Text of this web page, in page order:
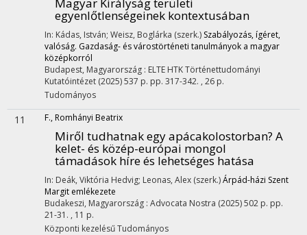
egyenlőtlenségeinek kontextusában
In: Kádas, István; Weisz, Boglárka (szerk.) Szabályozás, ígéret,
valóság. Gazdaság- és várostörténeti tanulmányok a magyar
középkorról
Budapest, Magyarország : ELTE HTK Történettudományi
Kutatóintézet (2025)537 p. pp. 317-342. , 26 p.
Tudományos
11 F., Romhányi Beatrix
Miről tudhatnak egy apácakolostorban? A
kelet- és közép-európai mongol
támadások híre és lehetséges hatása
In: Deák, Viktória Hedvig; Leonas, Alex (szerk.)Árpád-házi Szent
Margit emlékezete
Budakeszi, Magyarország : Advocata Nostra (2025)502 p. pp.
21-31. , 11 p.
Központi kezelésűTudományos